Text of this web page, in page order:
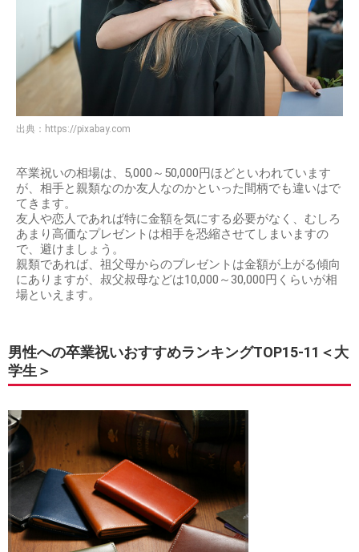
出典： https://pixabay.com
卒業祝いの相場は、5,000～50,000円ほどといわれています
が、相手と親類なのか友人なのかといった間柄でも違いはで
てきます。
友人や恋人であれば特に金額を気にする必要がなく、むしろ
あまり高価なプレゼントは相手を恐縮させてしまいますの
で、避けましょう。
親類であれば、祖父母からのプレゼントは金額が上がる傾向
にありますが、叔父叔母などは10,000～30,000円くらいが相
場といえます。
男性への卒業祝いおすすめランキングTOP15-11＜大
学生＞